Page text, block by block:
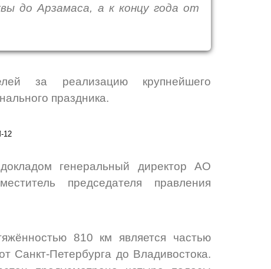
до Арзамаса, а к концу года от
за реализацию крупнейшего
праздника.
генеральный директор АО
председателя правления
810 км является частью
Санкт-Петербурга до Владивостока.